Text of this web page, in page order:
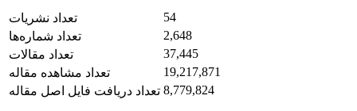
تعداد نشریات
54
تعداد شماره‌ها
2,648
تعداد مقالات
37,445
تعداد مشاهده مقاله
19,217,871
تعداد دریافت فایل اصل مقاله 8,779,824